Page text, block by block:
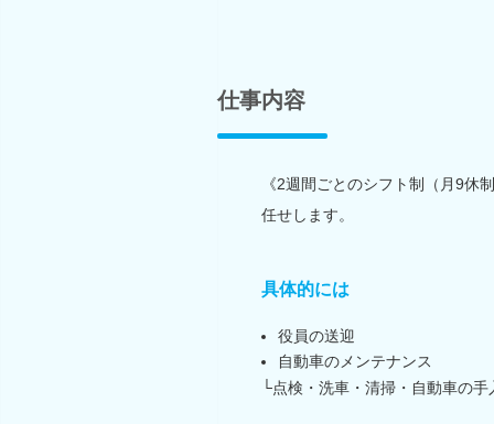
仕事内容
《2週間ごとのシフト制（月9休
任せします。
具体的には
役員の送迎
自動車のメンテナンス
└点検・洗車・清掃・自動車の手